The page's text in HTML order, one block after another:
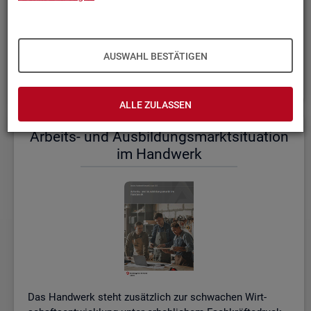
AUSWAHL BESTÄTIGEN
ALLE ZULASSEN
einem etwas er­höh­ten Ni­veau.
lich im ak­tu­el­len
Mo­nats­be­richt (PDF, 2MB)be­reit.
Ar­beits- und Aus­bil­dungs­markt­si­tua­ti­on
im Hand­werk
Das Hand­werk steht zu­sätz­lich zur schwa­chen Wirt­